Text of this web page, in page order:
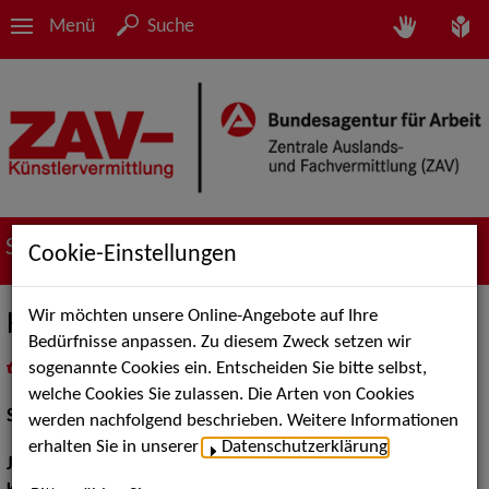
Menü Suche
Suche nach Künstler*innen
Helena Gossmann
als PDF speichern
inMeine Merklistelegen
Schauspiel:Bühne
Jahrgang:
Cookie-Einstellungen
Wir möchten unsere Online-Angebote auf Ihre
Bedürfnisse anpassen. Zu diesem Zweck setzen wir
sogenannte Cookies ein. Entscheiden Sie bitte selbst,
welche Cookies Sie zulassen. Die Arten von Cookies
werden nachfolgend beschrieben. Weitere Informationen
erhalten Sie in unserer
Datenschutzerklärung